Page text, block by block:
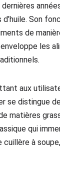
Son
de
les
aux
se distingue
matières
qui
cuillère à